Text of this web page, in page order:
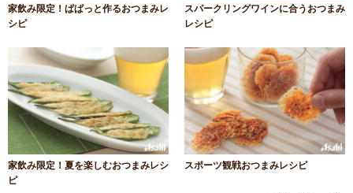
家飲み限定！ぱぱっと作るおつまみレ
シピ
スパークリングワインに合うおつまみ
レシピ
家飲み限定！夏を楽しむおつまみレシ
ピ
スポーツ観戦おつまみレシピ